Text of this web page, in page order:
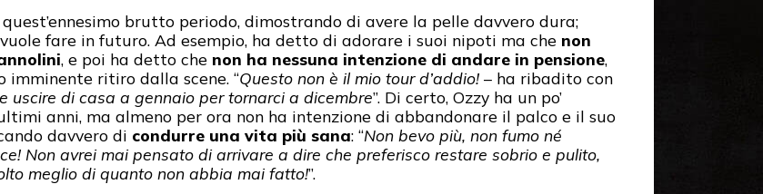
brutto periodo, dimostrando di avere la pelle davvero dura;
fare in futuro. Ad esempio, ha detto di adorare i suoi nipoti ma che non
, e poi ha detto che non ha nessuna intenzione di andare in pensione,
imminente ritiro dalla scene. “Questo non è il mio tour d’addio! – ha ribadito con
uscire di casa a gennaio per tornarci a dicembre”. Di certo, Ozzy ha un po’
anni, ma almeno per ora non ha intenzione di abbandonare il palco e il suo
davvero di condurre una vita più sana: “Non bevo più, non fumo né
Non avrei mai pensato di arrivare a dire che preferisco restare sobrio e pulito,
meglio di quanto non abbia mai fatto!”.